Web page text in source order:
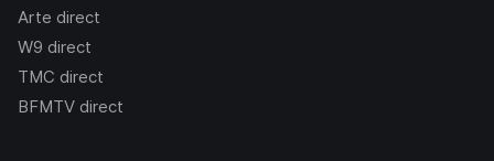
Arte direct
W9 direct
TMC direct
BFMTV direct